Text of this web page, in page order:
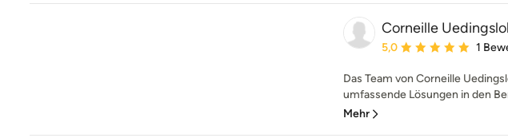
Corneille
Durchschnittliche
5,0 1
Das Team von Corneille
umfassende Lösungen in den
Mehr